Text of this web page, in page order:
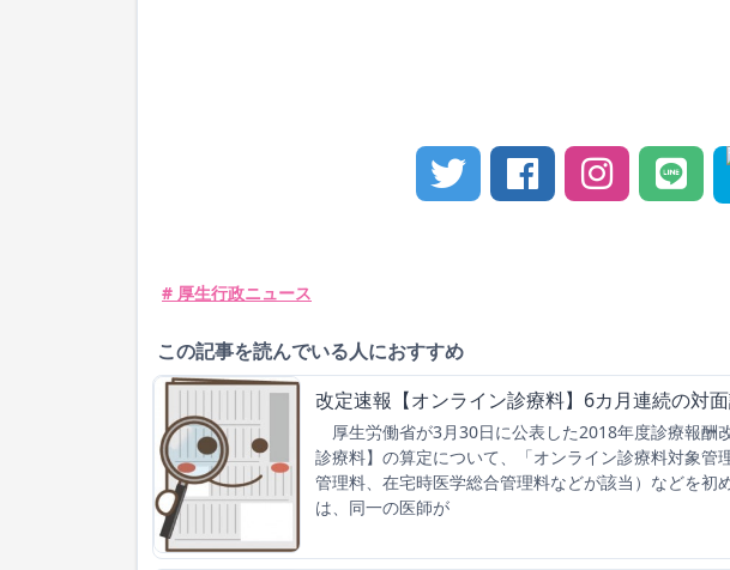
# 厚生行政ニュース
この記事を読んでいる人におすすめ
改定速報【オンライン診療料】6カ月連続の対
厚生労働省が3月30日に公表した2018年度診療報酬
診療料】の算定について、「オンライン診療料対象管
管理料、在宅時医学総合管理料などが該当）などを初
は、同一の医師が